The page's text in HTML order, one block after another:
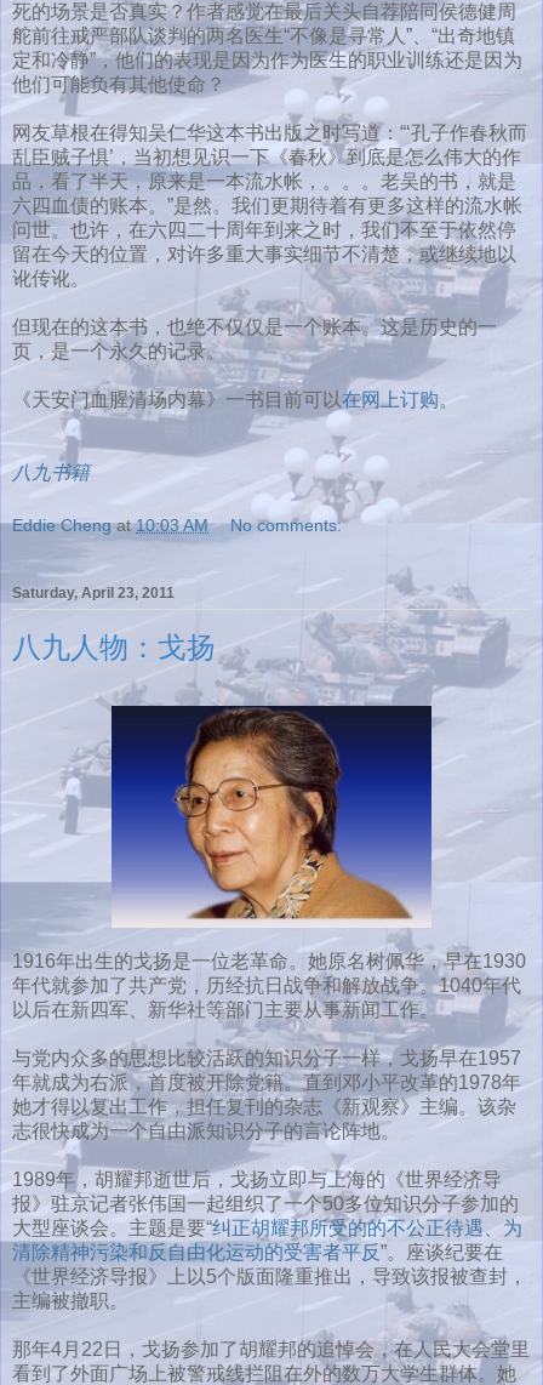
死的场景是否真实？作者感觉在最后关头自荐陪同侯德健周
舵前往戒严部队谈判的两名医生“不像是寻常人”、“出奇地镇
定和冷静”，他们的表现是因为作为医生的职业训练还是因为
他们可能负有其他使命？
网友草根在得知吴仁华这本书出版之时写道：“‘孔子作春秋而
乱臣贼子惧’，当初想见识一下《春秋》到底是怎么伟大的作
品，看了半天，原来是一本流水帐，。。。老吴的书，就是
六四血债的账本。”是然。我们更期待着有更多这样的流水帐
问世。也许，在六四二十周年到来之时，我们不至于依然停
留在今天的位置，对许多重大事实细节不清楚，或继续地以
讹传讹。
但现在的这本书，也绝不仅仅是一个账本。这是历史的一
页，是一个永久的记录。
《天安门血腥清场内幕》一书目前可以在网上订购。
八九书籍
Eddie Cheng at10:03 AM No comments:
Saturday, April 23, 2011
八九人物：戈扬
1916年出生的戈扬是一位老革命。她原名树佩华，早在1930
年代就参加了共产党，历经抗日战争和解放战争。1040年代
以后在新四军、新华社等部门主要从事新闻工作。
与党内众多的思想比较活跃的知识分子一样，戈扬早在1957
年就成为右派，首度被开除党籍。直到邓小平改革的1978年
她才得以复出工作，担任复刊的杂志《新观察》主编。该杂
志很快成为一个自由派知识分子的言论阵地。
1989年，胡耀邦逝世后，戈扬立即与上海的《世界经济导
报》驻京记者张伟国一起组织了一个50多位知识分子参加的
大型座谈会。主题是要“纠正胡耀邦所受的的不公正待遇、为
清除精神污染和反自由化运动的受害者平反”。座谈纪要在
《世界经济导报》上以5个版面隆重推出，导致该报被查封，
主编被撤职。
那年4月22日，戈扬参加了胡耀邦的追悼会，在人民大会堂里
看到了外面广场上被警戒线拦阻在外的数万大学生群体。她